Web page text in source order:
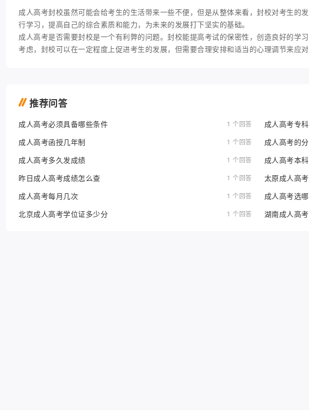
成人高考封校虽然可能会给考生的生活带来一些不便，但是从整体来看，封校对考生的
行学习，提高自己的综合素质和能力，为未来的发展打下坚实的基础。
成人高考是否需要封校是一个有利弊的问题。封校能提高考试的保密性，创造良好的学
考虑，封校可以在一定程度上促进考生的发展，但需要合理安排和适当的心理调节来应对
推荐问答
成人高考必须具备哪些条件 1 个回答 成人高考专
成人高考函授几年制 1 个回答 成人高考的
成人高考多久发成绩 1 个回答 成人高考本
昨日成人高考成绩怎么查 1 个回答 太原成人高
成人高考每月几次 1 个回答 成人高考选
北京成人高考学位证多少分 1 个回答 湖南成人高